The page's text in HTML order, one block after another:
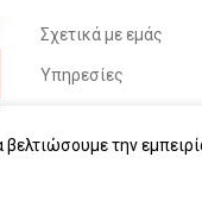
Σχετικά με εμάς
Υπηρεσίες
Συχνές ερωτήσεις
βελτιώσουμε την